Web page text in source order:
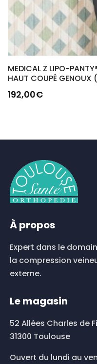
MEDICAL Z LIPO-
HAUT COUPÉ GENOUX
192,00€
À propos
Expert dans le
la compression
externe.
Le magasin
52 Allées Charles de
31300 Toulouse
Ouvert du lundi au